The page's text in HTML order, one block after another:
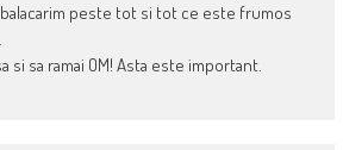
peste tot si tot ce este frumos
si sa ramai OM! Asta este important.